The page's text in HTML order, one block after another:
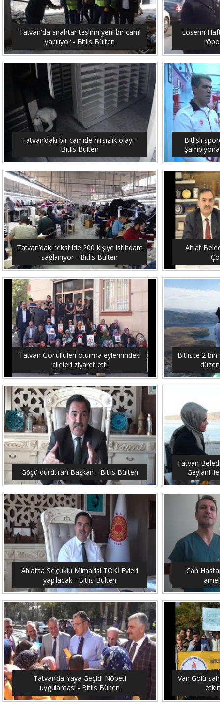
Tatvan'da anahtar teslimi yeni bir cami
yapılıyor - Bitlis Bülten
Lösemi
Tatvan’daki bir camide hırsızlık olayı -
Bitlis Bülten
Bitlisli
Tatvan’daki tekstilde 200 kişiye istihdam
sağlanıyor - Bitlis Bülten
Ahlat
Tatvan Gönüllüleri oturma eylemindeki
aileleri ziyaret etti
Bitlis’te 2
Göçü durduran Başkan - Bitlis Bülten
Tatvan
Geylani
Ahlat’ta Selçuklu Mimarisi TOKİ Evleri
yapılacak - Bitlis Bülten
Can
Tatvan’da Yaya Geçidi Nöbeti
uygulaması - Bitlis Bülten
Van Gölü